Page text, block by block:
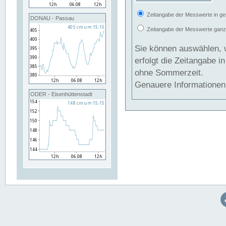
DONAU - Passau
ODER - Eisenhüttenstadt
Zeitangabe der Messwerte in
Zeitangabe der Messwerte
Sie können auswählen,
erfolgt die Zeitangabe
ohne Sommerzeit.
Genauere